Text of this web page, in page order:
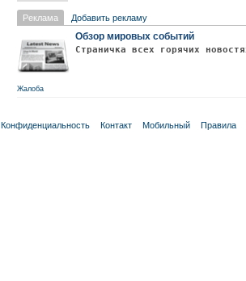
Реклама Добавить рекламу
Обзор мировых событий
Страничка всех горячих
Жалоба
Конфиденциальность Контакт Мобильный Правила